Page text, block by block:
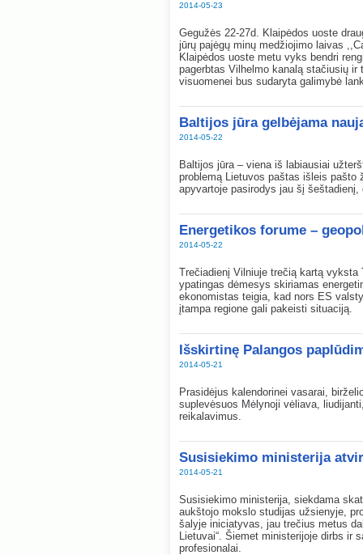
2014-05-23
Gegužės 22-27d. Klaipėdos uoste
jūrų pajėgų minų medžiojimo laivas
Klaipėdos uoste metu vyks bendri
pagerbtas Vilhelmo kanalą stačiusių
visuomenei bus sudaryta galimybė
Baltijos jūra gelbėjama
2014-05-22
Baltijos jūra – viena iš labiausiai
problemą Lietuvos paštas išleis
apyvartoje pasirodys jau šį šeštadienį,
Energetikos forume –
2014-05-22
Trečiadienį Vilniuje trečią kartą
ypatingas dėmesys skiriamas
ekonomistas teigia, kad nors ES
įtampa regione gali pakeisti situaciją.
Išskirtinę Palangos
2014-05-21
Prasidėjus kalendorinei vasarai,
suplevėsuos Mėlynoji vėliava,
reikalavimus.
Susisiekimo ministerija
2014-05-21
Susisiekimo ministerija, siekdama
aukštojo mokslo studijas užsienyje,
šalyje iniciatyvas, jau trečius metus
Lietuvai“. Šiemet ministerijoje dirbs ir
profesionalai.